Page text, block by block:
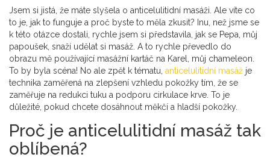
Jsem si jistá, že máte slyšela o anticelulitidní masáži. Ale víte co
to je, jak to funguje a proč byste to měla zkusit? Inu, než jsme se
k této otázce dostali, rychle jsem si představila, jak se Pepa, můj
papoušek, snaží udělat si masáž. A to rychle převedlo do
obrazu mě používající masážní kartáč na Karel, můj chameleon.
To by byla scéna! No ale zpět k tématu, anticelulitidní masáž je
technika zaměřená na zlepšení vzhledu pokožky tím, že se
zaměřuje na redukci tuku a podporu cirkulace krve. To je
důležité, pokud chcete dosáhnout měkčí a hladší pokožky.
Proč je anticelulitidní masáž tak
oblíbená?